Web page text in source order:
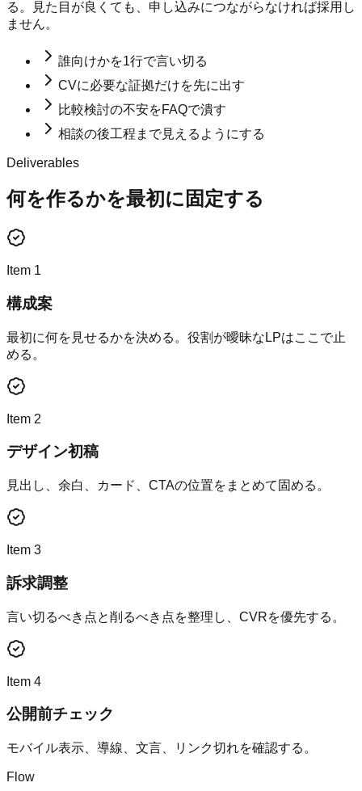
る。見た目が良くても、申し込みにつながらなければ採用し
ません。
誰向けかを1行で言い切る
CVに必要な証拠だけを先に出す
比較検討の不安をFAQで潰す
相談の後工程まで見えるようにする
Deliverables
何を作るかを最初に固定する
Item 1
構成案
最初に何を見せるかを決める。役割が曖昧なLPはここで止
める。
Item 2
デザイン初稿
見出し、余白、カード、CTAの位置をまとめて固める。
Item 3
訴求調整
言い切るべき点と削るべき点を整理し、CVRを優先する。
Item 4
公開前チェック
モバイル表示、導線、文言、リンク切れを確認する。
Flow